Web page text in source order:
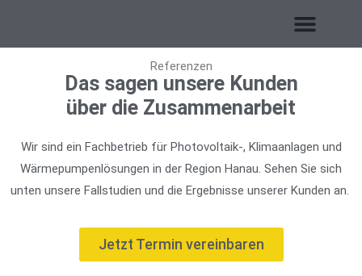
Referenzen
Das sagen unsere Kunden
über die Zusammenarbeit
Wir sind ein Fachbetrieb für Photovoltaik-, Klimaanlagen und
Wärmepumpenlösungen in der Region Hanau. Sehen Sie sich
unten unsere Fallstudien und die Ergebnisse unserer Kunden an.
Jetzt Termin vereinbaren